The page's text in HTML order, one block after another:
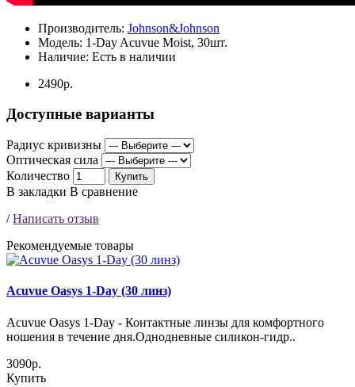
Производитель: Johnson&Johnson
Модель: 1-Day Acuvue Moist, 30шт.
Наличие: Есть в наличии
2490р.
Доступные варианты
Радиус кривизны
Оптическая сила
Количество
Купить
В закладки В сравнение
/Написать отзыв
Рекомендуемые товары
Acuvue Oasys 1-Day (30 линз)
Acuvue Oasys 1-Day - Контактные линзы для комфортного
ношения в течение дня.Однодневные силикон-гидр..
3090р.
Купить